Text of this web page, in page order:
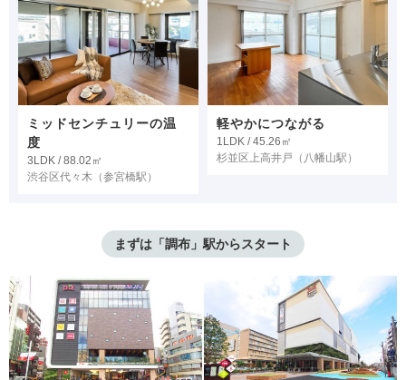
ミッドセンチュリーの温
度
3LDK / 88.02㎡
渋谷区代々木 （参宮橋駅）
軽やかにつながる
1LDK / 45.26㎡
杉並区上高井戸 （八幡山駅）
まずは「調布」駅からスタート